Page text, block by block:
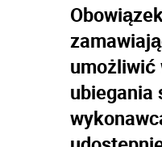
umożliwić
ubiegania